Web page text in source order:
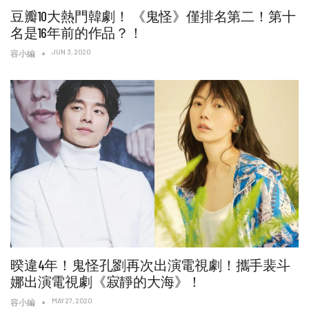
豆瓣10大熱門韓劇！ 《鬼怪》僅排名第二！第十
名是16年前的作品？！
容小編 JUN 3, 2020
暌違4年！鬼怪孔劉再次出演電視劇！攜手裴斗
娜出演電視劇《寂靜的大海》！
容小編 MAY 27, 2020